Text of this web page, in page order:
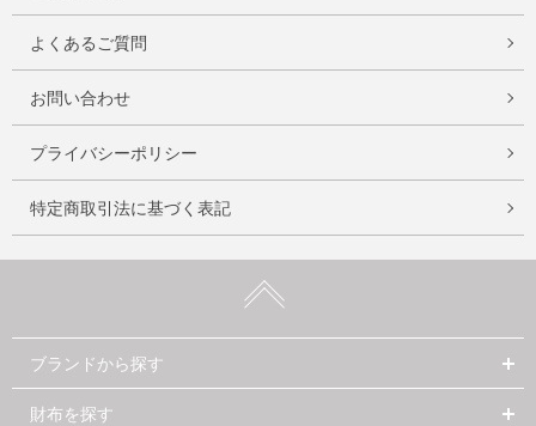
よくあるご質問
お問い合わせ
プライバシーポリシー
特定商取引法に基づく表記
ブランドから探す
財布を探す